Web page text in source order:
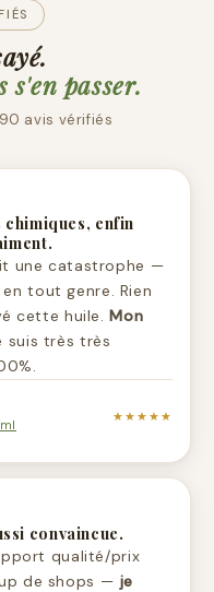
passer.
avis vérifiés
enfin
une catastrophe —
tout genre. Rien
cette huile.Mon
suis très très
★★★★★
convaincue.
qualité/prix
de shops — je